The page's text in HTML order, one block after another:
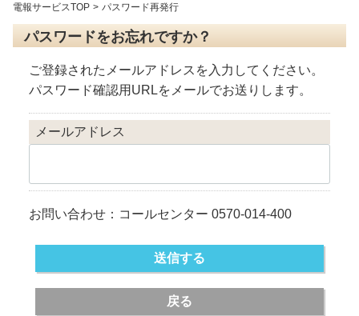
電報サービスTOP > パスワード再発行
パスワードをお忘れですか？
ご登録されたメールアドレスを入力してください。
パスワード確認用URLをメールでお送りします。
メールアドレス
お問い合わせ：コールセンター 0570-014-400
送信する
戻る